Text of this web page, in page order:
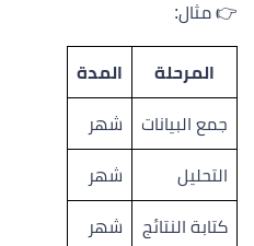
👉 مثال:
المرحلة المدة
جمع البيانات شهر
التحليل شهر
كتابة النتائج شهر